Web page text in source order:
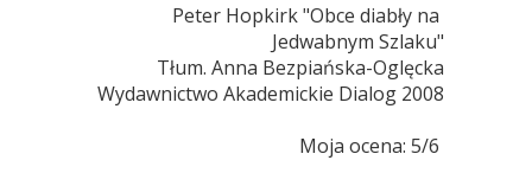
Peter Hopkirk "Obce diabły na
Jedwabnym Szlaku"
Tłum. Anna Bezpiańska-Oglęcka
Wydawnictwo Akademickie Dialog 2008
Moja ocena: 5/6